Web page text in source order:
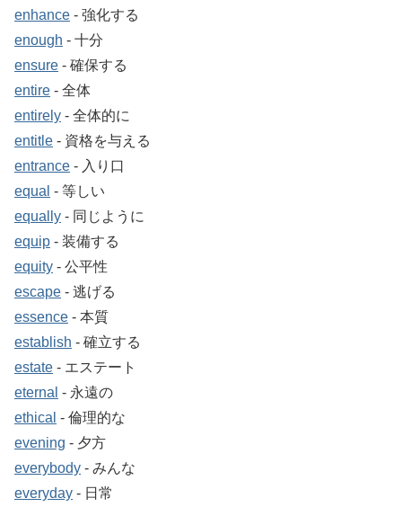
enhance ‐ 強化する
enough ‐ 十分
ensure ‐ 確保する
entire ‐ 全体
entirely ‐ 全体的に
entitle ‐ 資格を与える
entrance ‐ 入り口
equal ‐ 等しい
equally ‐ 同じように
equip ‐ 装備する
equity ‐ 公平性
escape ‐ 逃げる
essence ‐ 本質
establish ‐ 確立する
estate ‐ エステート
eternal ‐ 永遠の
ethical ‐ 倫理的な
evening ‐ 夕方
everybody ‐ みんな
everyday ‐ 日常